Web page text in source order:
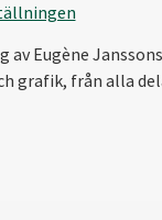
Eugène
grafik, från alla